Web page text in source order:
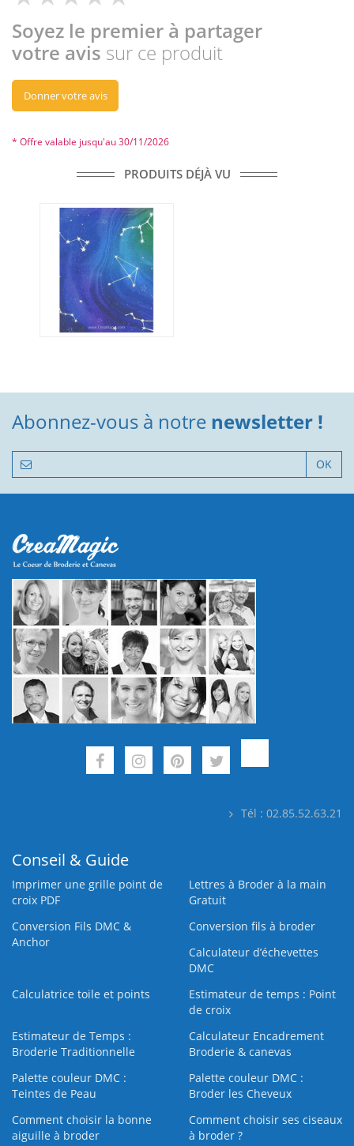
Soyez le premier à partager
votre avis sur ce produit
Donner votre avis
* Offre valable jusqu'au 30/11/2026
PRODUITS DÉJÀ VU
Abonnez-vous à notre newsletter !
OK
Tél : 02.85.52.63.21
Conseil & Guide
Imprimer une grille point de
croix PDF
Lettres à Broder à la main
Gratuit
Conversion Fils DMC &
Anchor
Conversion fils à broder
Calculateur d’échevettes
DMC
Calculatrice toile et points
Estimateur de temps : Point
de croix
Estimateur de Temps :
Broderie Traditionnelle
Calculateur Encadrement
Broderie & canevas
Palette couleur DMC :
Teintes de Peau
Palette couleur DMC :
Broder les Cheveux
Comment choisir la bonne
aiguille à broder
Comment choisir ses ciseaux
à broder ?